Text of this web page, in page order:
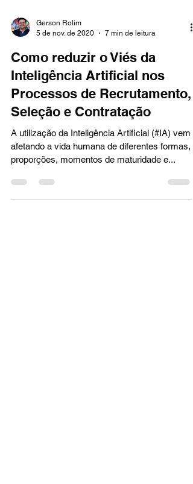
5 de nov. de 2020
7 min de leitura
Como reduzir o Viés da
Inteligência Artificial nos
Processos de Recrutamento,
Seleção e Contratação
A utilização da Inteligência Artificial (#IA) vem
afetando a vida humana de diferentes formas,
proporções, momentos de maturidade e...